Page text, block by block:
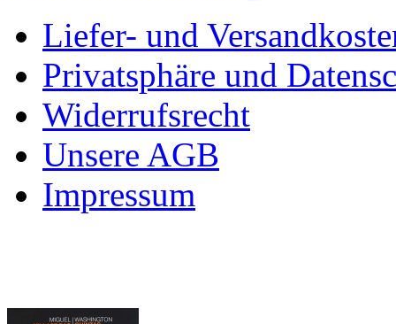
Liefer- und
Privatsphäre und
Widerrufsrecht
Unsere AGB
Impressum